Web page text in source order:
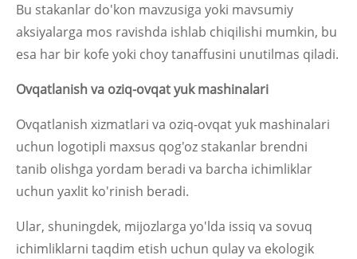
Bu stakanlar do'kon mavzusiga yoki mavsumiy
aksiyalarga mos ravishda ishlab chiqilishi mumkin, bu
esa har bir kofe yoki choy tanaffusini unutilmas qiladi.
Ovqatlanish va oziq-ovqat yuk mashinalari
Ovqatlanish xizmatlari va oziq-ovqat yuk mashinalari
uchun logotipli maxsus qog'oz stakanlar brendni
tanib olishga yordam beradi va barcha ichimliklar
uchun yaxlit ko'rinish beradi.
Ular, shuningdek, mijozlarga yo'lda issiq va sovuq
ichimliklarni taqdim etish uchun qulay va ekologik